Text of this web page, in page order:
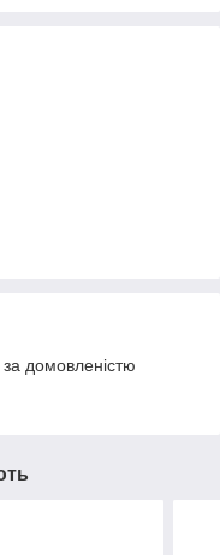
домовленістю